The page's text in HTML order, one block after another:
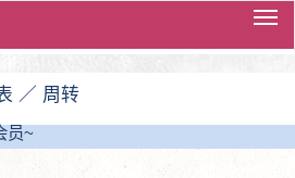
切
换
／ 周转
员~